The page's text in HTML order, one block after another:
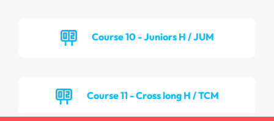
Course 10 - Juniors H / JUM
Course 11 - Cross long H / TCM